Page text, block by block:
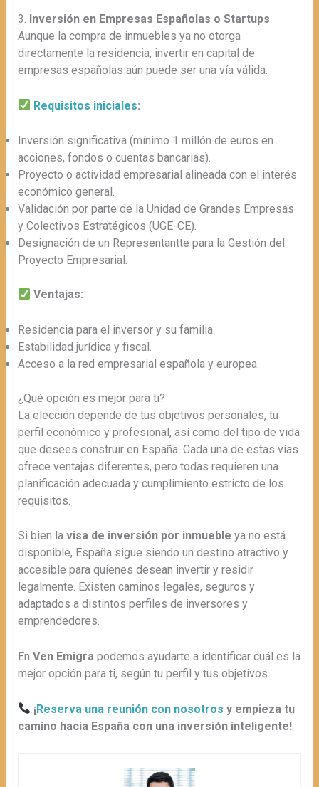
3. Inversión en Empresas Españolas o Startups
Aunque la compra de inmuebles ya no otorga
directamente la residencia, invertir en capital de
empresas españolas aún puede ser una vía válida.
Requisitos iniciales:
Inversión significativa (mínimo 1 millón de euros en
acciones, fondos o cuentas bancarias).
Proyecto o actividad empresarial alineada con el interés
económico general.
Validación por parte de la Unidad de Grandes Empresas
y Colectivos Estratégicos (UGE-CE).
Designación de un Representantte para la Gestión del
Proyecto Empresarial.
Ventajas:
Residencia para el inversor y su familia.
Estabilidad jurídica y fiscal.
Acceso a la red empresarial española y europea.
¿Qué opción es mejor para ti?
La elección depende de tus objetivos personales, tu
perfil económico y profesional, así como del tipo de vida
que desees construir en España. Cada una de estas vías
ofrece ventajas diferentes, pero todas requieren una
planificación adecuada y cumplimiento estricto de los
requisitos.
Si bien la visa de inversión por inmueble ya no está
disponible, España sigue siendo un destino atractivo y
accesible para quienes desean invertir y residir
legalmente. Existen caminos legales, seguros y
adaptados a distintos perfiles de inversores y
emprendedores.
En Ven Emigra podemos ayudarte a identificar cuál es la
mejor opción para ti, según tu perfil y tus objetivos.
¡Reserva una reunión con nosotros y empieza tu
camino hacia España con una inversión inteligente!